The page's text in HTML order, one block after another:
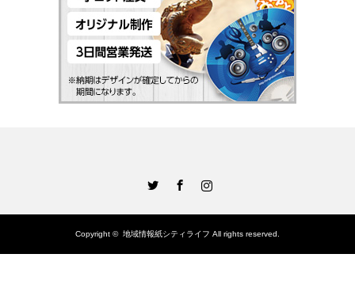
Copyright © 地域情報紙シティライフ All rights reserved.